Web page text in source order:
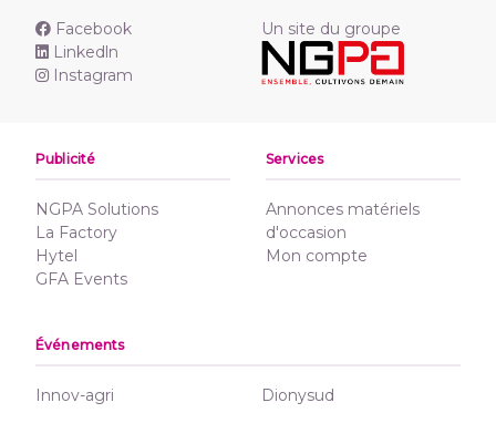
Facebook
Linkedln
Instagram
Un site du groupe
Publicité
NGPA Solutions
La Factory
Hytel
GFA Events
Services
Annonces matériels
d'occasion
Mon compte
Événements
Innov-agri Dionysud